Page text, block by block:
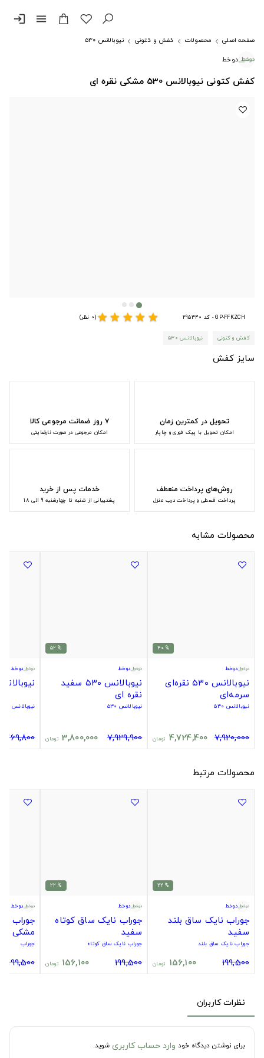
menu
login
صفحه اصلی محصولات کفش و کتونی
نیوبالانس ۵۳۰
دوخط
کفش کتونی نیوبالانس 530 مشکی نقره ای
GP-FFKZCH - کد 295340 star
star
star
star
star(0 نظر)
کفش و کتونی نیوبالانس ۵۳۰
سایز کفش
تحویل در کمترین زمان
امکان تحویل با پیک فوری و چاپار
۷ روز ضمانت مرجوعی کالا
امکان مرجوعی در صورت نارضایتی
روش‌های پرداخت منعطف
پرداخت قسطی و پرداخت درب منزل
خدمات پس از خرید
پشتیبانی از شنبه تا چهارشنبه 9 الی 18
محصولات مشابه
% 40
دوخط
نیوبالانس ۵۳۰ نقره‌ای
سرمه‌ای
نیوبالانس ۵۳۰
7,920,000
4,724,400 تومان
% 52
دوخط
نیوبالانس ۵۳۰ سفید
نقره ای
نیوبالانس ۵۳۰
7,929,900
3,800,000 تومان
دوخط
نیوبالانس ۵۳۰
نیوبالانس ۵۳۰
محصولات مرتبط
% 22
دوخط
جوراب نایک ساق بلند
سفید
جوراب نایک ساق بلند
199,500
156,100 تومان
% 22
دوخط
جوراب نایک ساق کوتاه
سفید
جوراب نایک ساق کوتاه
199,500
156,100 تومان
دوخط
جوراب
مشکی
جوراب
199,500
نظرات کاربران
برای نوشتن دیدگاه خود وارد حساب کاربری شوید.